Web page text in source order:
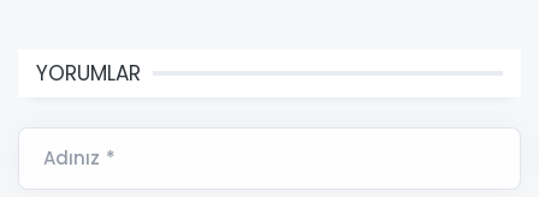
YORUMLAR
Adınız *